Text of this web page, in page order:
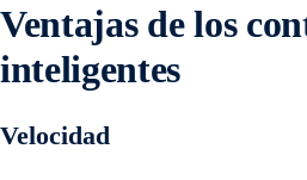
Ventajas de los
inteligentes
Velocidad